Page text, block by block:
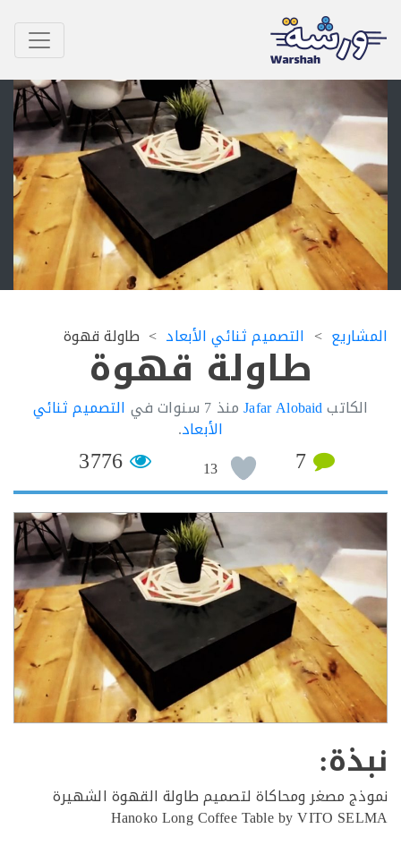
التصميم ثنائي الأبعاد طاولة قهوة
طاولة قهوة
Jafar Alobaidمنذ7 سنوات فيالتصميم ثنائي
الأبعاد.
7
13
3776
مصغر ومحاكاة لتصميم طاولة القهوة الشهيرة
Hanoko Long Coffee Table by VITO